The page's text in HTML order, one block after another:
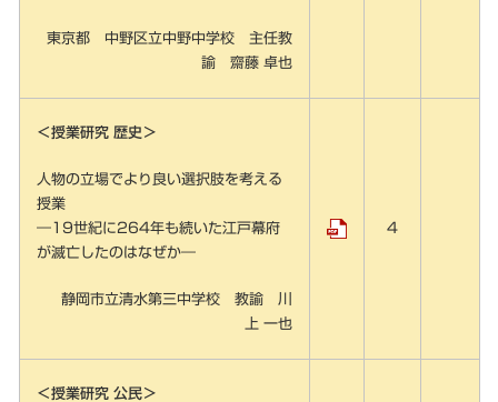
東京都 中野区立中野中学校 主任教
諭 齋藤 卓也
＜授業研究 歴史＞
人物の立場でより良い選択肢を考える
授業
―19世紀に264年も続いた江戸幕府
が滅亡したのはなぜか―
静岡市立清水第三中学校 教諭 川
上 一也
4
＜授業研究 公民＞